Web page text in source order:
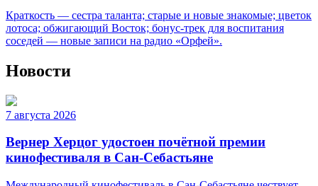
Краткость — сестра таланта; старые и новые знакомые; цветок
лотоса; обжигающий Восток; бонус-трек для воспитания
соседей — новые записи на радио «Орфей».
Новости
7 августа 2026
Вернер Херцог удостоен почётной премии
кинофестиваля в Сан-Себастьяне